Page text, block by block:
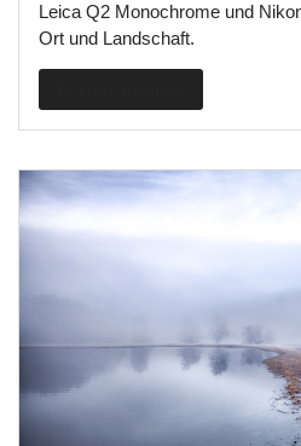
Leica Q2 Monochrome und
Ort und Landschaft.